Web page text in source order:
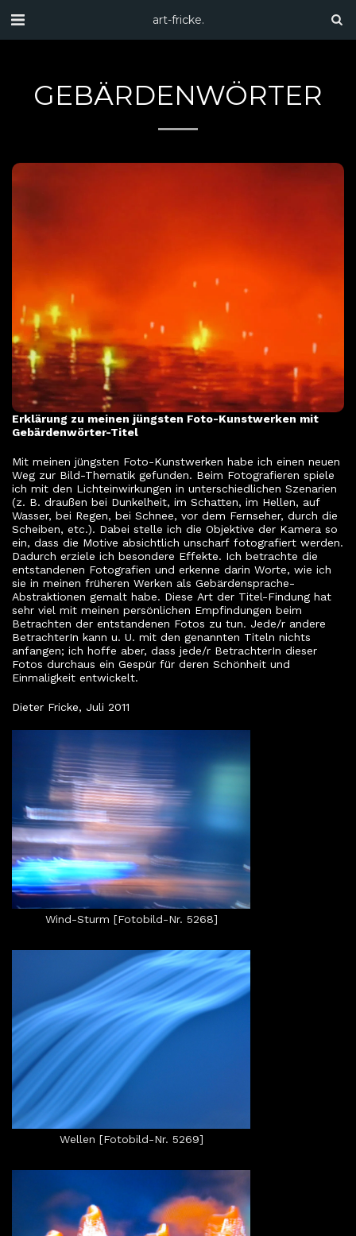
art-fricke.
GEBÄRDENWÖRTER
Erklärung zu meinen jüngsten Foto-Kunstwerken mit
Gebärdenwörter-Titel
Mit meinen jüngsten Foto-Kunstwerken habe ich einen neuen
Weg zur Bild-Thematik gefunden. Beim Fotografieren spiele
ich mit den Lichteinwirkungen in unterschiedlichen Szenarien
(z. B. draußen bei Dunkelheit, im Schatten, im Hellen, auf
Wasser, bei Regen, bei Schnee, vor dem Fernseher, durch die
Scheiben, etc.). Dabei stelle ich die Objektive der Kamera so
ein, dass die Motive absichtlich unscharf fotografiert werden.
Dadurch erziele ich besondere Effekte. Ich betrachte die
entstandenen Fotografien und erkenne darin Worte, wie ich
sie in meinen früheren Werken als Gebärdensprache-
Abstraktionen gemalt habe. Diese Art der Titel-Findung hat
sehr viel mit meinen persönlichen Empfindungen beim
Betrachten der entstandenen Fotos zu tun. Jede/r andere
BetrachterIn kann u. U. mit den genannten Titeln nichts
anfangen; ich hoffe aber, dass jede/r BetrachterIn dieser
Fotos durchaus ein Gespür für deren Schönheit und
Einmaligkeit entwickelt.
Dieter Fricke, Juli 2011
Wind-Sturm [Fotobild-Nr. 5268]
Wellen [Fotobild-Nr. 5269]